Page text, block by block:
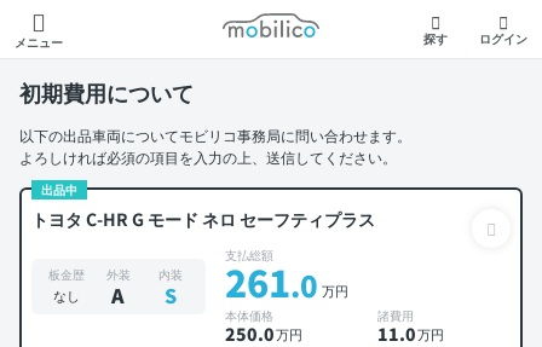
メニュー
モビリコ
探す ログイン
初期費用について
以下の出品車両についてモビリコ事務局に問い合わせます。
よろしければ必須の項目を入力の上、送信してください。
出品中
トヨタ C-HR G モード ネロ セーフティプラス
板金歴
なし
外装
A
内装
S
支払総額
261.0 万円
本体価格
250.0万円
諸費用
11.0万円